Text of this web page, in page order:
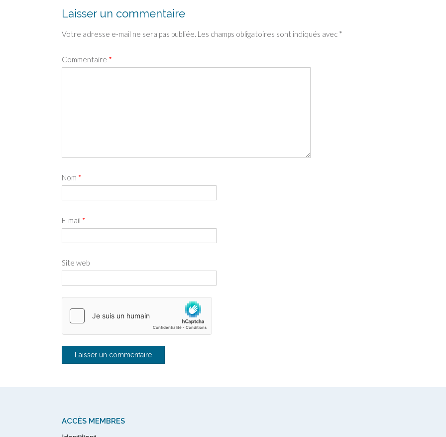
Laisser un commentaire
Votre adresse e-mail ne sera pas publiée. Les champs obligatoires sont indiqués avec *
Commentaire *
Nom *
E-mail *
Site web
ACCÈS MEMBRES